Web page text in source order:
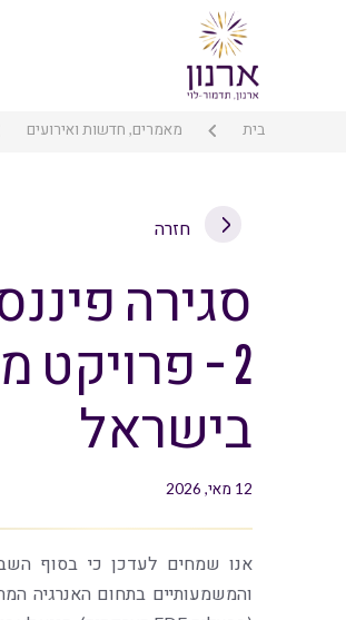
בית מאמרים, חדשות ואירועים
חזרה
סגירה
2 –
בישראל
12 מאי, 2026